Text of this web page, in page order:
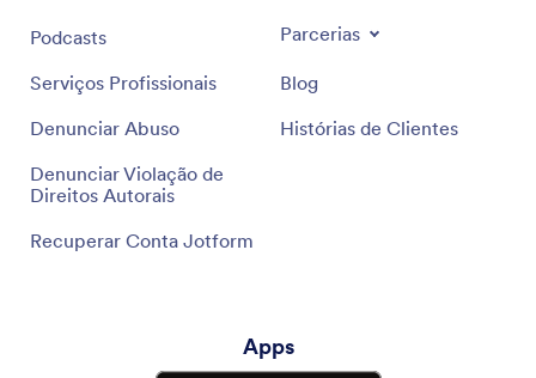
Podcasts
Serviços Profissionais
Denunciar Abuso
Denunciar Violação de
Direitos Autorais
Recuperar Conta Jotform
Parcerias
Blog
Histórias de Clientes
Apps